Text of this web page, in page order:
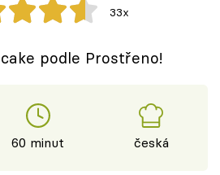
33x
podle Prostřeno!
60 minut česká